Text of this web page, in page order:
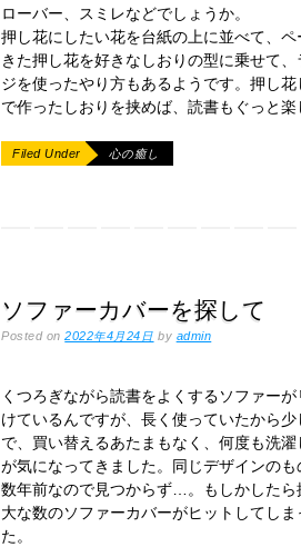
ローバー、スミレなどでしょうか。
押し花にしたい花を台紙の上に並べて、
きた押し花を好きなしおりの型に乗せて
ジを使ったやり方もあるようです。押し
で作ったしおりを挟めば、読書もぐっと楽
Filed Under 心の癒し
ソファーカバーを探して
Posted on2022年4月24日 by admin
くつろぎながら読書をよくするソファー
けているんですが、長く使っていたから
で、買い替えるあたまもなく、何度も洗
が気になってきました。同じデザインの
数年前なので見つからず…。もしかした
大な数のソファーカバーがヒットしてし
た。